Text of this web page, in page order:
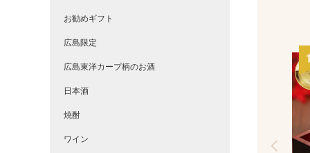
お勧めギフト
広島限定
広島東洋カープ柄のお酒
日本酒
焼酎
ワイン